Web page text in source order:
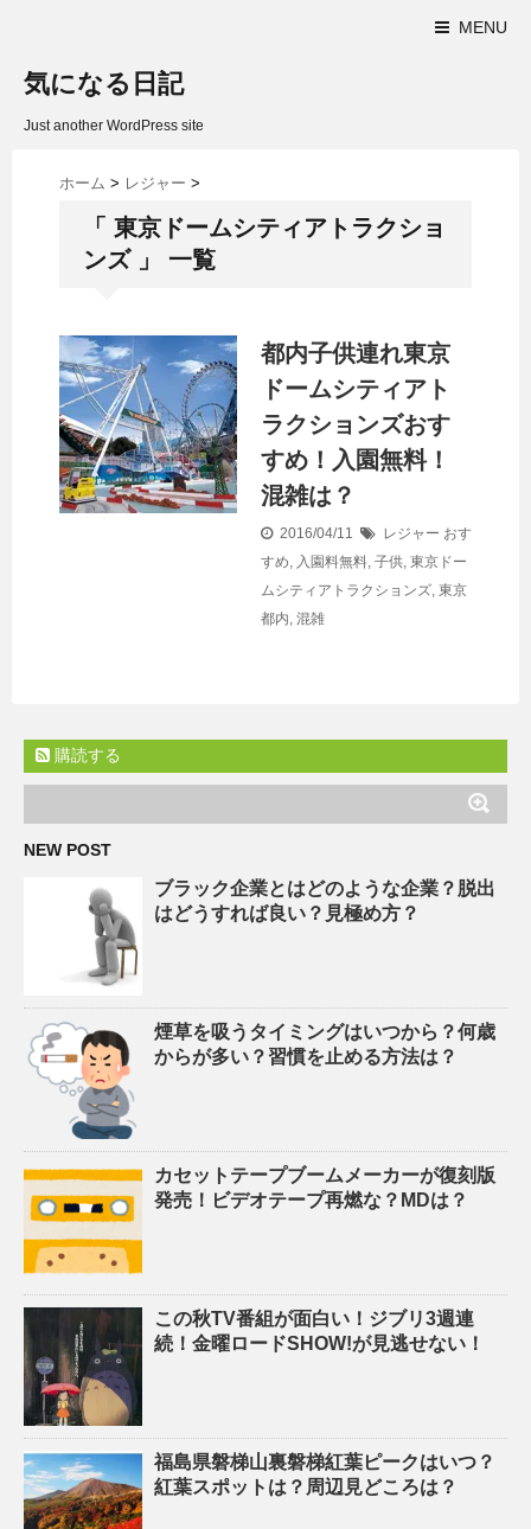
MENU
気になる日記
Just another WordPress site
ホーム > レジャー >
「 東京ドームシティアトラクショ
ンズ 」 一覧
都内子供連れ東京
ドームシティアト
ラクションズおす
すめ！入園無料！
混雑は？
2016/04/11 レジャー おす
すめ, 入園料無料, 子供, 東京ドー
ムシティアトラクションズ, 東京
都内, 混雑
購読する
NEW POST
ブラック企業とはどのような企業？脱出
はどうすれば良い？見極め方？
煙草を吸うタイミングはいつから？何歳
からが多い？習慣を止める方法は？
カセットテープブームメーカーが復刻版
発売！ビデオテープ再燃な？MDは？
この秋TV番組が面白い！ジブリ3週連
続！金曜ロードSHOW!が見逃せない！
福島県磐梯山裏磐梯紅葉ピークはいつ？
紅葉スポットは？周辺見どころは？